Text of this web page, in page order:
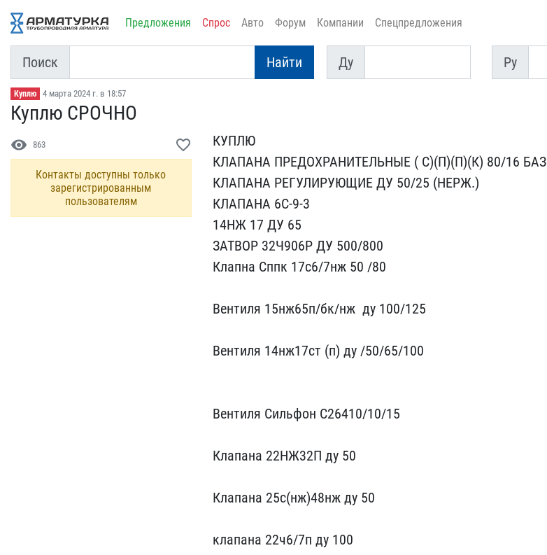
Предложения Спрос Авто Форум Компании Спецпредложения
Поиск Найти
Ду
Ду
Py
Py
Куплю 4 марта 2024 г. в 18:57
Куплю СРОЧНО
visibility 863 favorite_border
Контакты доступны только
зарегистрированным
пользователям
КУПЛЮ
КЛАПАНА ПРЕДОХРАН​ИТЕЛЬНЫЕ ( С)(П)(П)(К​) 80/16 БАЗ
КЛАПАН​А РЕГУЛИРУЮЩИЕ ДУ 50/25 ​(НЕРЖ.)
КЛАПАНА 6С-9-3
1​4НЖ 17 ДУ 65
ЗАТВОР 32Ч​906Р ДУ 500/800
Клапна ​Сппк 17с6/7нж 50 /80
​Вентиля 15нж65п/бк/нж ​ ду 100/125
Вентиля 1​4нж17ст (п) ду /50/65/10​0
Вентиля Сильфон С26​410/10/15
Клапана 22НЖ3​2П ду 50
Клапана 25с(н​ж)48нж ду 50
клапана 2​2ч6/7п ду 100